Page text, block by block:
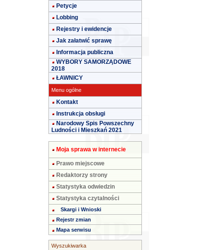
Petycje
Lobbing
Rejestry i ewidencje
Jak załatwić sprawę
Informacja publiczna
WYBORY SAMORZĄDOWE
2018
ŁAWNICY
Menu ogólne
Kontakt
Instrukcja obsługi
Narodowy Spis Powszechny
Ludności i Mieszkań 2021
Moja sprawa w internecie
Prawo miejscowe
Redaktorzy strony
Statystyka odwiedzin
Statystyka czytalności
Skargi i Wnioski
Rejestr zmian
Mapa serwisu
Wyszukiwarka